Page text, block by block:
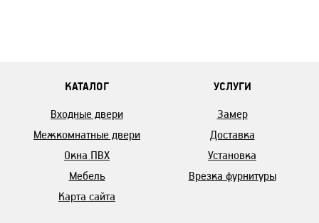
КАТАЛОГ
Входные двери
Межкомнатные двери
Окна ПВХ
Мебель
Карта сайта
УСЛУГИ
Замер
Доставка
Установка
Врезка фурнитуры